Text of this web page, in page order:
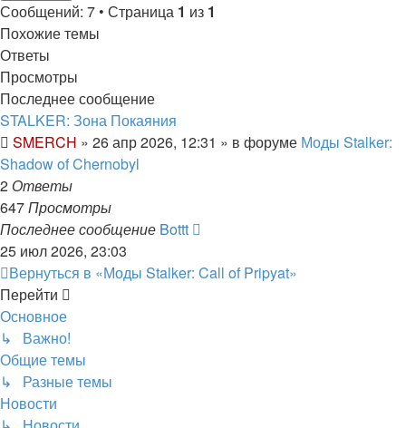
Сообщений: 7 • Страница 1 из 1
Похожие темы
Ответы
Просмотры
Последнее сообщение
STALKER: Зона Покаяния
SMERCH » 26 апр 2026, 12:31 » в форуме Моды Stalker:
Shadow of Chernobyl
2 Ответы
647Просмотры
Последнее сообщение Bottt
25 июл 2026, 23:03
Вернуться в «Моды Stalker: Call of Pripyat»
Перейти
Основное
↳ Важно!
Общие темы
↳ Разные темы
Новости